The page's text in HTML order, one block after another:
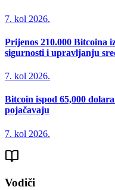
7. kol 2026.
Prijenos 210.000 Bitcoina
sigurnosti i upravljanju
7. kol 2026.
Bitcoin ispod 65,000
pojačavaju
7. kol 2026.
Vodiči